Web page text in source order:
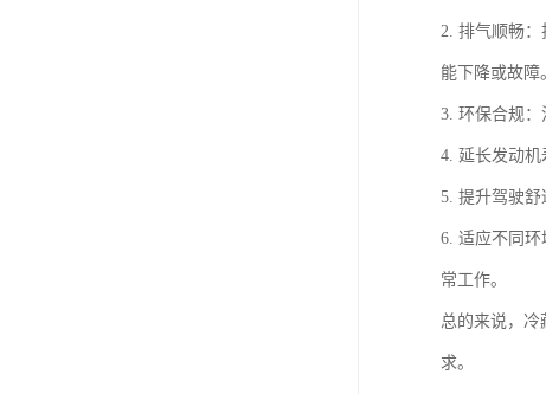
2. 排气顺畅
能下降或故障
3. 环保合规：
4. 延长发动机
5. 提升驾驶舒
6. 适应不同
常工作。
总的来说，冷
求。